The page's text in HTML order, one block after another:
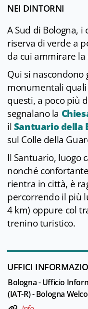
NEI DINTORNI
A Sud di Bologna,
riserva di verde a
da cui ammirare la
Qui si
monumentali quali
questi, a poco più
segnalano la
ilSantuario della
sul Colle della
Il Santuario, luogo
nonché
rientra in città, è
percorrendo il più
4 km) oppure col
trenino turistico.
UFFICI
Bologna - Ufficio
(IAT-R) - Bologna